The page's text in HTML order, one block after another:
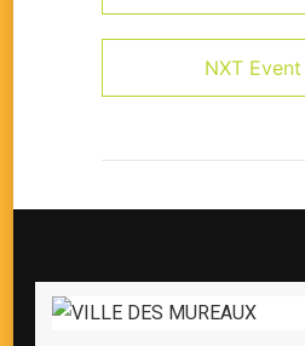
NXT Event